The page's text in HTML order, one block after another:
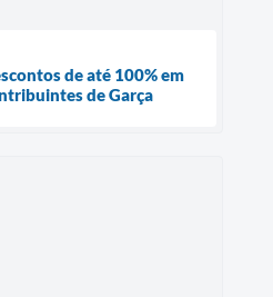
de até 100% em
de Garça